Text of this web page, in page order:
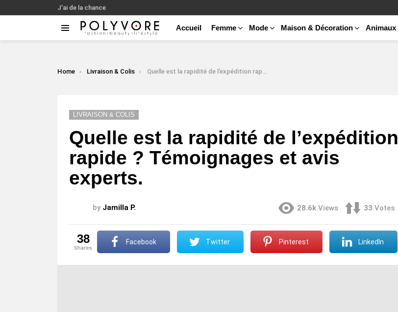
J’ai de la chance
Accueil Femme Mode Maison & Décoration Animaux
You are here:
Home Livraison & Colis Quelle est la rapidité de l’expédition rapide ? Témoignages et avis experts.
LIVRAISON & COLIS
Quelle est la rapidité de l’expédition
rapide ? Témoignages et avis
experts.
by Jamilla P. 28.6k Views 33 Votes
38
shares
Facebook Twitter Pinterest LinkedIn